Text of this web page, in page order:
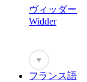
ヴィッダー
Widder
♥
フランス語